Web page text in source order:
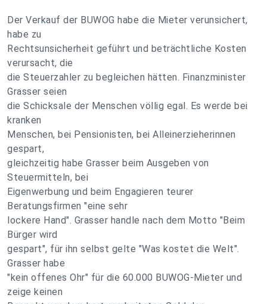
Der Verkauf der BUWOG habe die Mieter verunsichert,
habe zu
Rechtsunsicherheit geführt und beträchtliche Kosten
verursacht, die
die Steuerzahler zu begleichen hätten. Finanzminister
Grasser seien
die Schicksale der Menschen völlig egal. Es werde bei
kranken
Menschen, bei Pensionisten, bei Alleinerzieherinnen
gespart,
gleichzeitig habe Grasser beim Ausgeben von
Steuermitteln, bei
Eigenwerbung und beim Engagieren teurer
Beratungsfirmen "eine sehr
lockere Hand". Grasser handle nach dem Motto "Beim
Bürger wird
gespart", für ihn selbst gelte "Was kostet die Welt".
Grasser habe
"kein offenes Ohr" für die 60.000 BUWOG-Mieter und
zeige keinen